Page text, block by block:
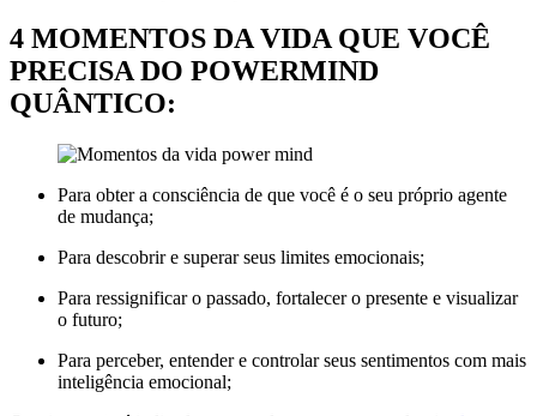
4 MOMENTOS DA VIDA QUE VOCÊ
PRECISA DO POWERMIND
QUÂNTICO:
Para obter a consciência de que você é o seu próprio agente
de mudança;
Para descobrir e superar seus limites emocionais;
Para ressignificar o passado, fortalecer o presente e visualizar
o futuro;
Para perceber, entender e controlar seus sentimentos com mais
inteligência emocional;